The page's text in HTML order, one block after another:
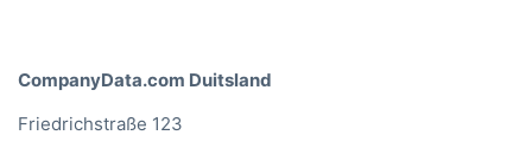
CompanyData.com Duitsland
Friedrichstraße 123